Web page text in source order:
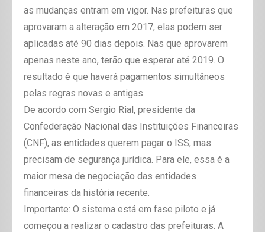
as mudanças entram em vigor. Nas prefeituras que
aprovaram a alteração em 2017, elas podem ser
aplicadas até 90 dias depois. Nas que aprovarem
apenas neste ano, terão que esperar até 2019. O
resultado é que haverá pagamentos simultâneos
pelas regras novas e antigas.
De acordo com Sergio Rial, presidente da
Confederação Nacional das Instituições Financeiras
(CNF), as entidades querem pagar o ISS, mas
precisam de segurança jurídica. Para ele, essa é a
maior mesa de negociação das entidades
financeiras da história recente.
Importante: O sistema está em fase piloto e já
começou a realizar o cadastro das prefeituras. A